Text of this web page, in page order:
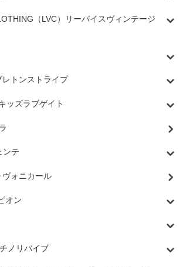
（LVC）リーバイスヴィンテージ
トンストライプ
ッズラブゲイト
ンテ
ヴォニカール
オン
ノリバイブ